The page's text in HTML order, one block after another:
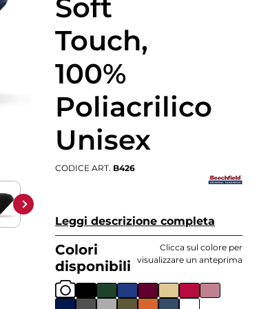
Soft
Touch,
100%
Poliacrilico
Unisex
CODICE ART. B426
Leggi descrizione completa
Colori
disponibili
Clicca sul colore per
visualizzare un anteprima